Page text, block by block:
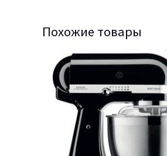
Похожие товары